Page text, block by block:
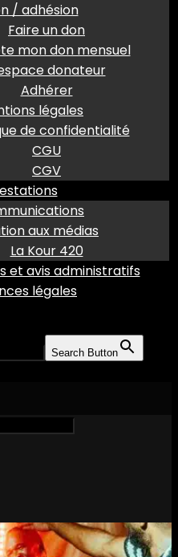
/ adhésion
Faire un don
mon don mensuel
donateur
Adhérer
légales
de confidentialité
CGU
CGV
aux médias
La Kour 420
et avis administratifs
légales
Search Button